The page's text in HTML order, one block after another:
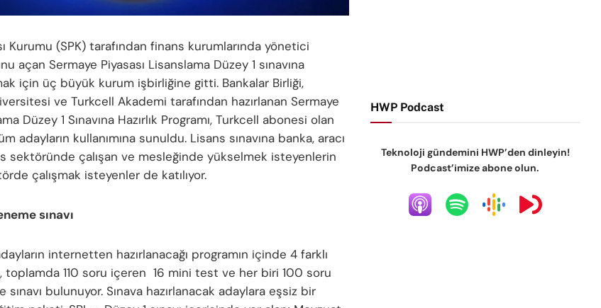
Kurumu (SPK) tarafından finans kurumlarında yönetici
açan Sermaye Piyasası Lisanslama Düzey 1 sınavına
için üç büyük kurum işbirliğine gitti. Bankalar Birliği,
ve Turkcell Akademi tarafından hazırlanan Sermaye
Düzey 1 Sınavına Hazırlık Programı, Turkcell abonesi olan
adayların kullanımına sunuldu. Lisans sınavına banka, aracı
sektöründe çalışan ve mesleğinde yükselmek isteyenlerin
çalışmak isteyenler de katılıyor.
sınavı
internetten hazırlanacağı programın içinde 4 farklı
toplamda 110 soru içeren 16 mini test ve her biri 100 soru
bulunuyor. Sınava hazırlanacak adaylara eşsiz bir
HWP Podcast
Teknoloji gündemini HWP’den dinleyin!
Podcast’imize abone olun.